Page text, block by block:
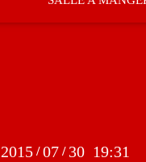
2015 /07 / 30 19:31